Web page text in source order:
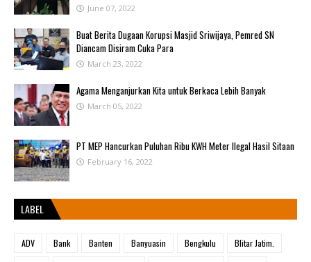
June 07, 2022
Buat Berita Dugaan Korupsi Masjid Sriwijaya, Pemred SN
Diancam Disiram Cuka Para
March 23, 2022
Agama Menganjurkan Kita untuk Berkaca Lebih Banyak
March 05, 2022
PT MEP Hancurkan Puluhan Ribu KWH Meter Ilegal Hasil Sitaan
February 16, 2022
LABEL
ADV Bank Banten Banyuasin Bengkulu
Blitar Jatim.